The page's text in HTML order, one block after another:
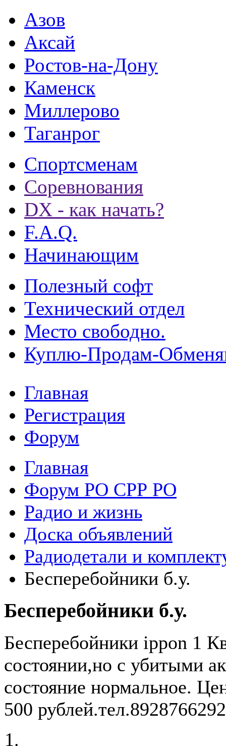
Азов
Аксай
Ростов-на-Дону
Каменск
Миллерово
Таганрог
Спортсменам
Соревнования
DX - как начать?
F.A.Q.
Начинающим
Полезный софт
Технический отдел
Место свободно.
Куплю-Продам-
Главная
Регистрация
Форум
Главная
Форум РО СРР РО
Радио и жизнь
Доска объявлений
Радиодетали и
Бесперебойники б.у.
Бесперебойники б.у.
Бесперебойники ippon 1
состоянии,но с убитыми
состояние нормальное.
500